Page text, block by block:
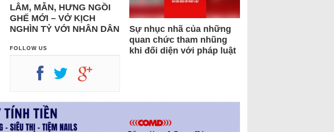
LÂM, MẪN, HƯNG NGỒI
GHẾ MỚI – VỞ KỊCH
NGHÌN TỶ VỚI NHÂN DÂN
FOLLOW US
Sự nhục nhã của những
quan chức tham nhũng
khi đối diện với pháp luật